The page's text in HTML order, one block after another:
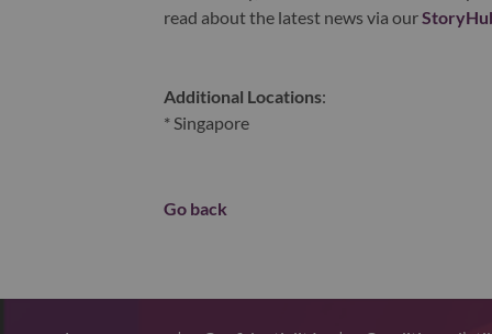
read about the latest news via our
Additional Locations:
* Singapore
Go back